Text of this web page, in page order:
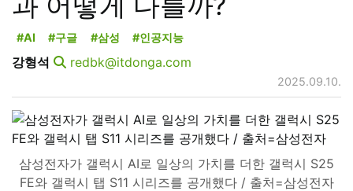
#AI #구글 #삼성 #인공지능
강형석 redbk@itdonga.com
2025.09.10.
삼성전자가 갤럭시 AI로 일상의 가치를 더한 갤럭시 S25
FE와 갤럭시 탭 S11 시리즈를 공개했다 / 출처=삼성전자